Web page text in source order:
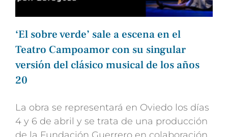
‘El sobre verde’ sale a escena en el
Teatro Campoamor con su singular
versión del clásico musical de los años
20
La obra se representará en Oviedo los días
4 y 6 de abril y se trata de una producción